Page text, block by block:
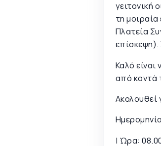
γειτονική
τη
Πλατεία
Καλό
από κοντά
Ακολουθεί
| Ώρα: